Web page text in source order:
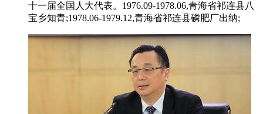
十一届全国人大代表。1976.09-1978.06,青海省祁连县八
宝乡知青;1978.06-1979.12,青海省祁连县磷肥厂出纳;